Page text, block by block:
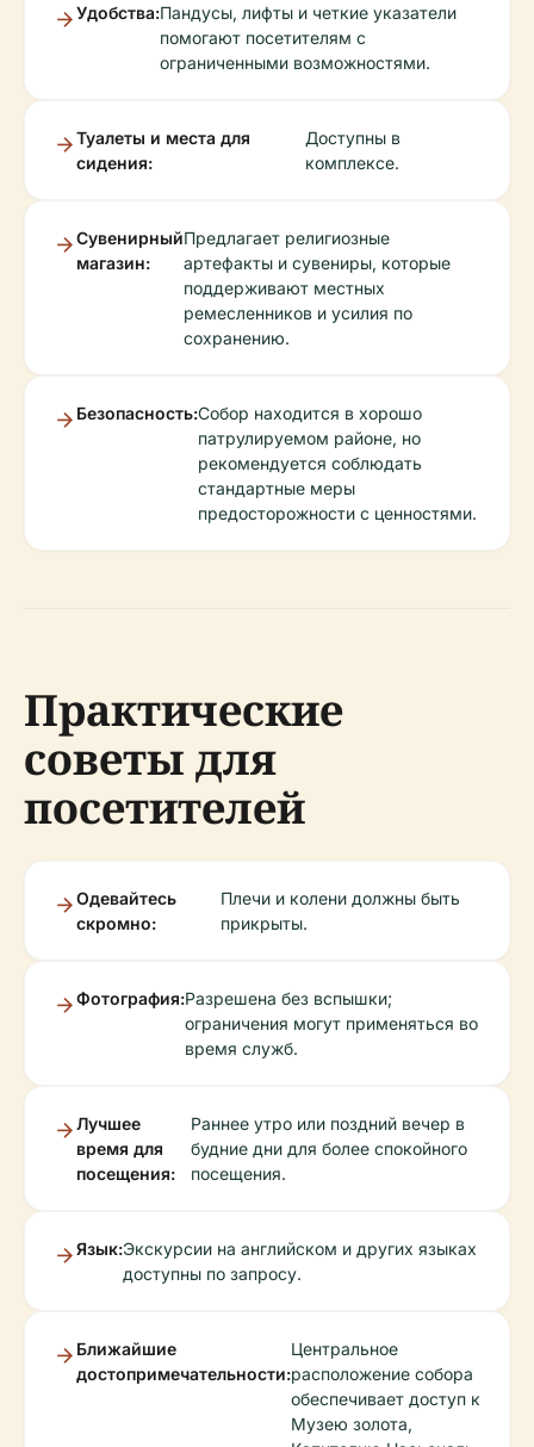
Удобства:Пандусы, лифты и четкие указатели
помогают посетителям с
ограниченными возможностями.
Туалеты и места для
сидения:
Доступны в
комплексе.
Сувенирный
магазин:
Предлагает религиозные
артефакты и сувениры, которые
поддерживают местных
ремесленников и усилия по
сохранению.
Безопасность:Собор находится в хорошо
патрулируемом районе, но
рекомендуется соблюдать
стандартные меры
предосторожности с ценностями.
Практические
советы для
посетителей
Одевайтесь
скромно:
Плечи и колени должны быть
прикрыты.
Фотография:Разрешена без вспышки;
ограничения могут применяться во
время служб.
Лучшее
время для
посещения:
Раннее утро или поздний вечер в
будние дни для более спокойного
посещения.
Язык:Экскурсии на английском и других языках
доступны по запросу.
Ближайшие
достопримечательности:
Центральное
расположение собора
обеспечивает доступ к
Музею золота,